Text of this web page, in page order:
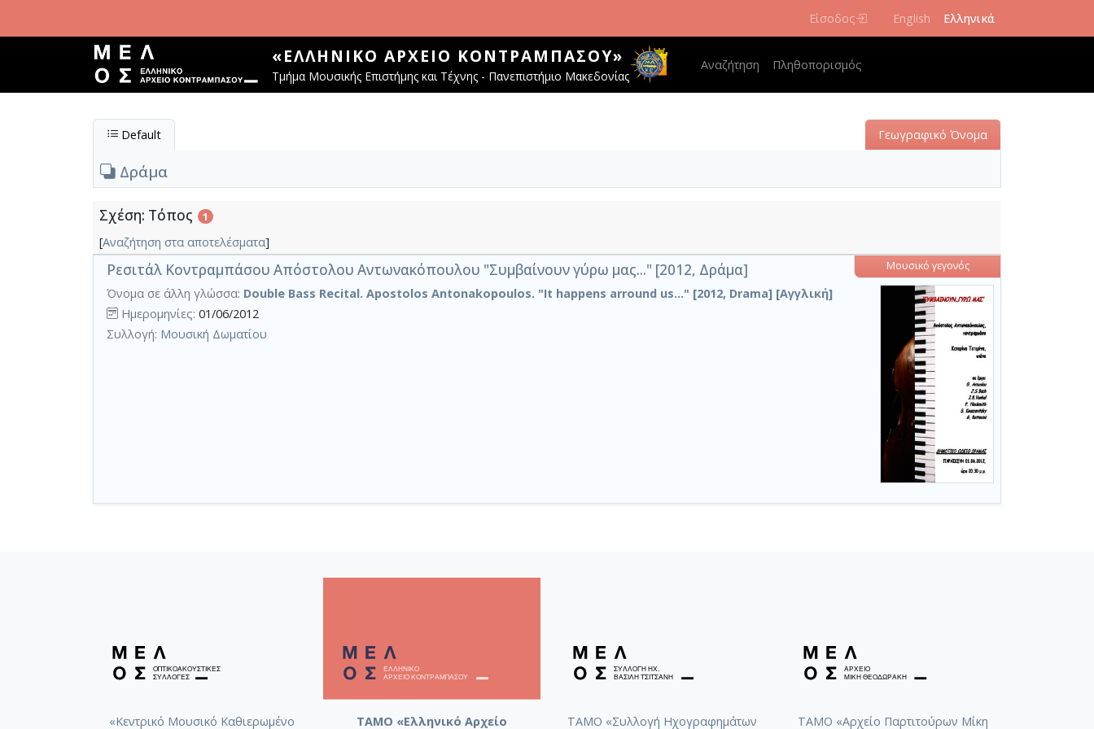
Είσοδος English Ελληνικά
«ΕΛΛΗΝΙΚΌ ΑΡΧΕΊΟ ΚΟΝΤΡΑΜΠΆΣΟΥ»
Τμήμα Μουσικής Επιστήμης και Τέχνης - Πανεπιστήμιο Μακεδονίας
Main navigation
Αναζήτηση Πληθοπορισμός
Default Γεωγραφικό Όνομα
Δράμα
Σχέση: Τόπος 1
[Αναζήτηση στα αποτελέσματα]
Ρεσιτάλ Κοντραμπάσου Απόστολου Αντωνακόπουλου "Συμβαίνουν γύρω μας..." [2012, Δράμα] Μουσικό γεγονός
Όνομα σε άλλη γλώσσα: Double Bass Recital. Apostolos Antonakopoulos. "It happens arround us..." [2012, Drama] [Αγγλική]
Ημερομηνίες: 01/06/2012
Συλλογή: Μουσική Δωματίου
«Κεντρικό Μουσικό Καθιερωμένο ΤΑΜΟ «Ελληνικό Αρχείο ΤΑΜΟ «Συλλογή Ηχογραφημάτων ΤΑΜΟ «Αρχείο Παρτιτούρων Μίκη